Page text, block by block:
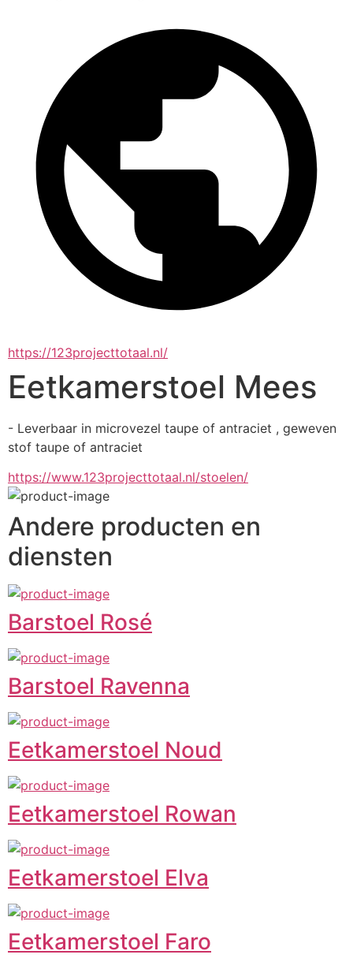
https://123projecttotaal.nl/
Eetkamerstoel Mees
- Leverbaar in microvezel taupe of antraciet , geweven
stof taupe of antraciet
https://www.123projecttotaal.nl/stoelen/
Andere producten en
diensten
Barstoel Rosé
Barstoel Ravenna
Eetkamerstoel Noud
Eetkamerstoel Rowan
Eetkamerstoel Elva
Eetkamerstoel Faro